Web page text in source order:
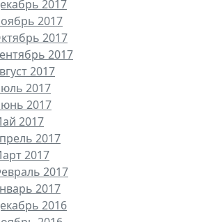
2017
2017
2017
2017
2017
2017
2017
2017
2017
2017
2017
2017
2016